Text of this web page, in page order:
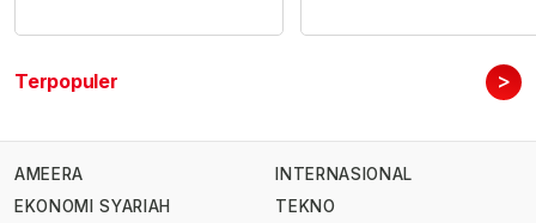
Terpopuler >
AMEERA
EKONOMI SYARIAH
INTERNASIONAL
TEKNO